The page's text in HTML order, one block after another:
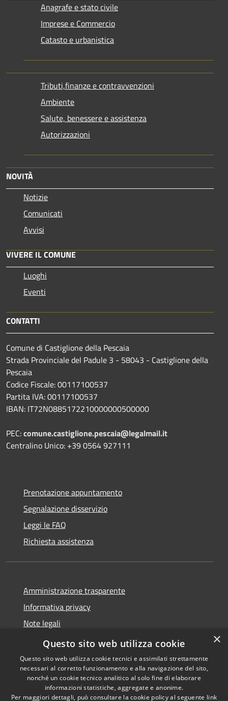
Anagrafe e stato civile
Imprese e Commercio
Catasto e urbanistica
Tributi,finanze e contravvenzioni
Ambiente
Salute, benessere e assistenza
Autorizzazioni
NOVITÀ
Notizie
Comunicati
Avvisi
VIVERE IL COMUNE
Luoghi
Eventi
CONTATTI
Comune di Castiglione della Pescaia
Strada Provinciale del Padule 3 - 58043 - Castiglione della
Pescaia
Codice Fiscale: 00117100537
Partita IVA: 00117100537
IBAN: IT72N0885172210000000500000
PEC:comune.castiglione.pescaia@legalmail.it
Centralino Unico: +39 0564 927111
Prenotazione appuntamento
Segnalazione disservizio
Leggi le FAQ
Richiesta assistenza
Amministrazione trasparente
Informativa privacy
Note legali
Dichiarazione di accessibilità
Copyright © 2026 • Comune di
×
Questo sito web utilizza cookie
Questo sito web utilizza cookie tecnici e assimilati strettamente
necessari al corretto funzionamento e alla navigazione del sito,
nonché un cookie tecnico analitico al solo fine di elaborare
informazioni statistiche, aggregate e anonime.
Per maggiori dettagli, può consultare la cookie policy al seguente link